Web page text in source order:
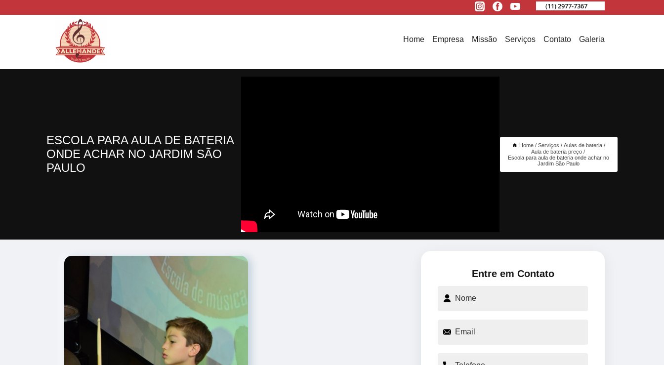
(11) 2977-7367
Home Empresa Missão Serviços Contato Galeria
ESCOLA PARA AULA DE BATERIA
ONDE ACHAR NO JARDIM SÃO
PAULO
Home Serviços
Aulas de bateria
Aula de bateria preço
Escola para aula de bateria onde achar no
Jardim São Paulo
Entre em Contato